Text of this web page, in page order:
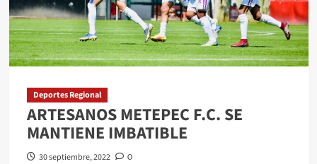
Deportes Regional
ARTESANOS METEPEC F.C. SE
MANTIENE IMBATIBLE
30 septiembre, 2022 0